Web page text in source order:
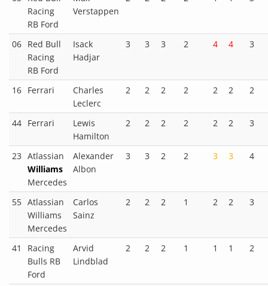
Racing
RB Ford
Verstappen
06 Red Bull
Racing
RB Ford
Isack
Hadjar
3 3 3 2 4 4 3
16 Ferrari
Charles
Leclerc
2 2 2 2 2 2 2
44 Ferrari
Lewis
Hamilton
2 2 2 2 2 2 3
23 Atlassian
Williams
Mercedes
Alexander
Albon
3 3 2 2 3 3 4
55 Atlassian
Williams
Mercedes
Carlos
Sainz
2 2 2 1 2 2 3
41
Racing
Bulls RB
Ford
Arvid
Lindblad
2 2 2 1 1 1 2